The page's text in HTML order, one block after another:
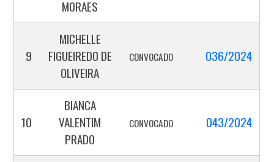
MORAES
9
MICHELLE
FIGUEIREDO DE
OLIVEIRA
CONVOCADO 036/2024
10
BIANCA
VALENTIM
PRADO
CONVOCADO 043/2024